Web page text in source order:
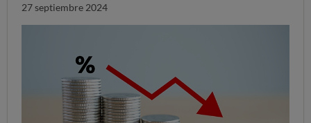
27 septiembre 2024